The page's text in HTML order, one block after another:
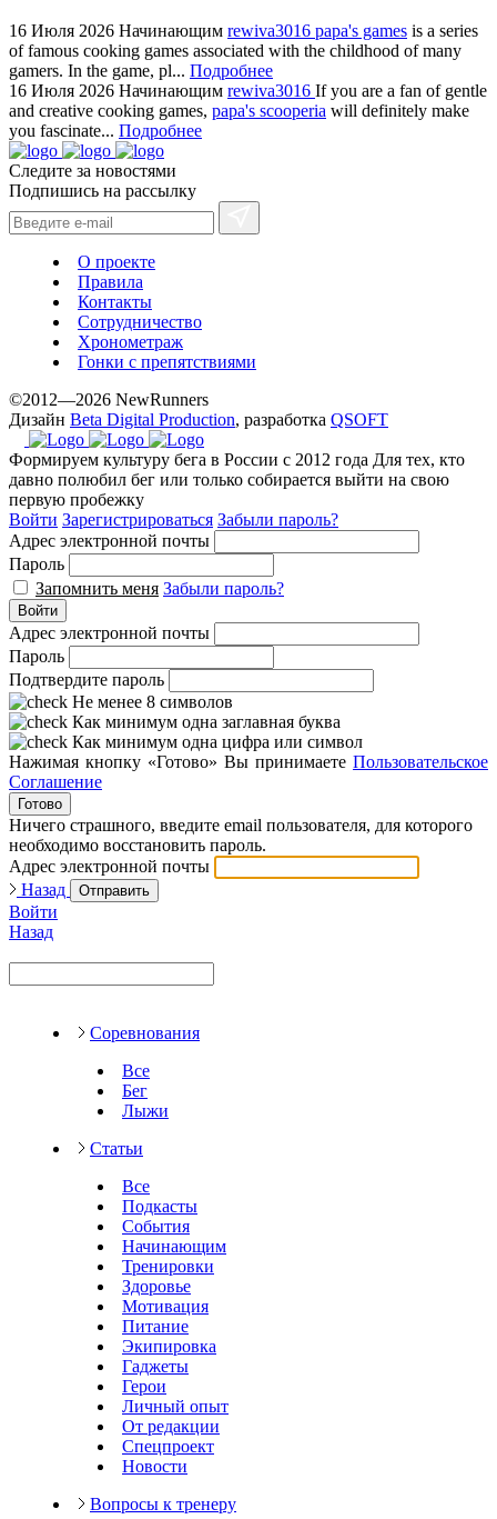
hilarity
exceptional
method.
www.yvessaintlaurent.to
with
the
best
prices.
16 Июля 2026 Начинающим rewiva3016 papa's games is a series
of famous cooking games associated with the childhood of many
gamers. In the game, pl... Подробнее
16 Июля 2026 Начинающим rewiva3016 If you are a fan of gentle
and creative cooking games, papa's scooperia will definitely make
you fascinate... Подробнее
Следите за новостями
Подпишись на рассылку
О проекте
Правила
Контакты
Сотрудничество
Хронометраж
Гонки с препятствиями
©2012—2026 NewRunners
Дизайн Beta Digital Production, разработка QSOFT
Формируем культуру бега в России с 2012 года Для тех, кто
давно полюбил бег или только собирается выйти на свою
первую пробежку
Войти Зарегистрироваться Забыли пароль?
Адрес электронной почты
Пароль
Запомнить меня Забыли пароль?
Войти
Адрес электронной почты
Пароль
Подтвердите пароль
Не менее 8 символов
Как минимум одна заглавная буква
Как минимум одна цифра или символ
Нажимая кнопку «Готово» Вы принимаете Пользовательское
Соглашение
Готово
Ничего страшного, введите email пользователя, для которого
необходимо восстановить пароль.
Адрес электронной почты
Назад
Отправить
Войти
Назад
Соревнования
Все
Бег
Лыжи
Статьи
Все
Подкасты
События
Начинающим
Тренировки
Здоровье
Мотивация
Питание
Экипировка
Гаджеты
Герои
Личный опыт
От редакции
Спецпроект
Новости
Вопросы к тренеру